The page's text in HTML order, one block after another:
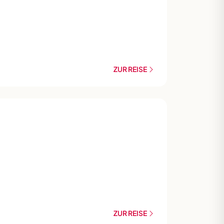
ZUR REISE
ZUR REISE